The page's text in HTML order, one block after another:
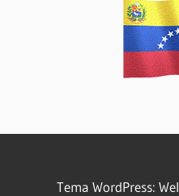
Tema WordPress: